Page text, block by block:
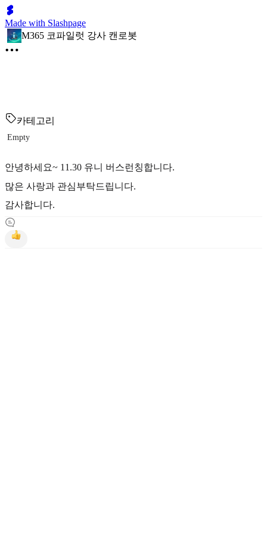
Made with Slashpage
M365 코파일럿 강사 캔로봇
카테고리
Empty
안녕하세요~ 11.30 유니 버스런칭합니다.
많은 사랑과 관심부탁드립니다.
감사합니다.